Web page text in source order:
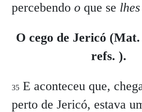
percebendo o que se lhes
O cego de Jericó (Mat.
refs. ).
35 E aconteceu que,
perto de Jericó, estava